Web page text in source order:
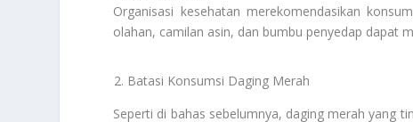
Organisasi kesehatan merekomendasikan
olahan, camilan asin, dan bumbu penyedap dapat
Batasi Konsumsi Daging Merah
Seperti di bahas sebelumnya, daging merah yang